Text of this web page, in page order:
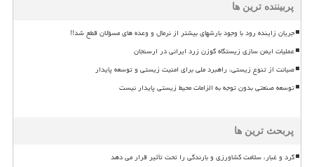
پربیننده ترین ها
جریان زاینده رود با وجود بارشهای بیشتر از نرمال و وعده های مسؤلان قطع شد!!
عملیات ایمن سازی زیستگاه گوزن زرد ایرانی در ارسنجان
صیانت از تنوع زیستی، راهبرد ملی برای امنیت زیستی و توسعه پایدار
توسعه صنعتی بدون توجه به الزامات محیط زیستی پایدار نیست
پربحث ترین ها
گرد و غبار، سلامت کشاورزی و بارندگی را تحت تأثیر قرار می دهد